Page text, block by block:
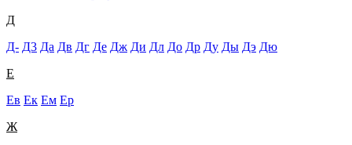
Д
Д- Д3 Да Дв Дг Де Дж Ди Дл До Др Ду Ды Дэ Дю
Е
Ев Ек Ем Ер
Ж